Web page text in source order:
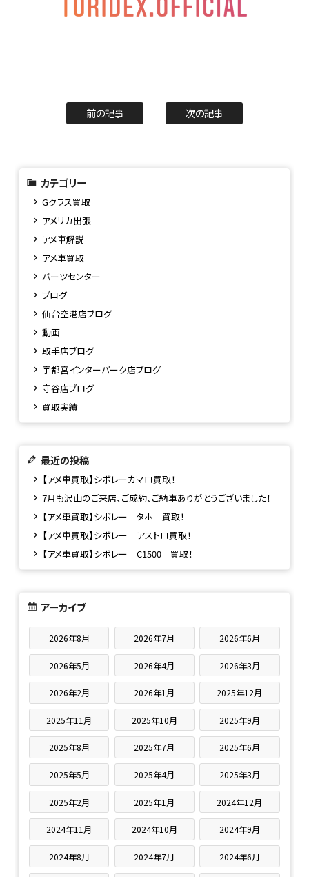
前の記事 次の記事
カテゴリー
Gクラス買取
アメリカ出張
アメ車解説
アメ車買取
パーツセンター
ブログ
仙台空港店ブログ
動画
取手店ブログ
宇都宮インターパーク店ブログ
守谷店ブログ
買取実績
最近の投稿
【アメ車買取】シボレーカマロ買取！
7月も沢山のご来店、ご成約、ご納車ありがとうございました！
【アメ車買取】シボレー タホ 買取！
【アメ車買取】シボレー アストロ買取！
【アメ車買取】シボレー C1500 買取！
アーカイブ
2026年8月 2026年7月 2026年6月
2026年5月 2026年4月 2026年3月
2026年2月 2026年1月 2025年12月
2025年11月 2025年10月 2025年9月
2025年8月 2025年7月 2025年6月
2025年5月 2025年4月 2025年3月
2025年2月 2025年1月 2024年12月
2024年11月 2024年10月 2024年9月
2024年8月 2024年7月 2024年6月